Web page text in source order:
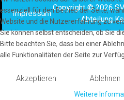
Impressum
Copyright © 2026
- Abteilung
essenziell für den Betrieb der Seite,
Website und die Nutzererfahrung zu
Sie können selbst entscheiden, ob Sie
Bitte beachten Sie, dass bei einer
alle Funktionalitäten der Seite zur
Akzeptieren Ablehnen
Weitere